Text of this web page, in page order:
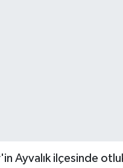
Ayvalık ilçesinde